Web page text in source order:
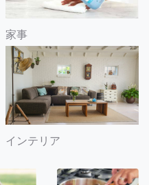
家事
インテリア